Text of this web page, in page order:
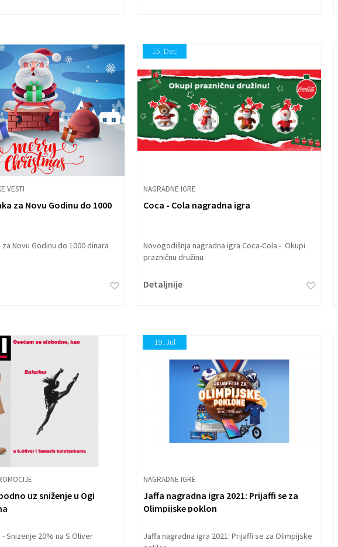
VESTI
za Novu Godinu do 1000
Novu Godinu do 1000 dinara
15. Dec
NAGRADNE IGRE
Coca - Cola nagradna igra
Novogodišnja nagradna igra Coca-Cola - Okupi
prazničnu družinu
Detaljnije
uz sniženje u Ogi
Snizenje 20% na S.Oliver
19. Jul
NAGRADNE IGRE
Jaffa nagradna igra 2021: Prijaffi se za
Olimpijske poklon
Jaffa nagradna igra 2021: Prijaffi se za Olimpijske